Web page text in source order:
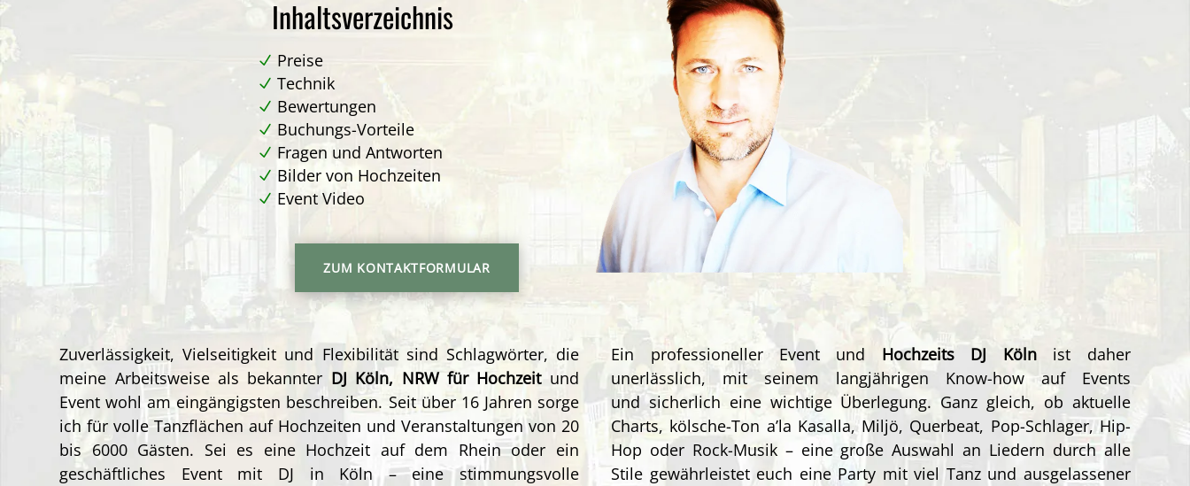
Inhaltsverzeichnis
Preise
Technik
Bewertungen
Buchungs-Vorteile
Fragen und Antworten
Bilder von Hochzeiten
Event Video
ZUM KONTAKTFORMULAR
Zuverlässigkeit, Vielseitigkeit und Flexibilität sind Schlagwörter, die
meine Arbeitsweise als bekannter DJ Köln, NRW für Hochzeit und
Event wohl am eingängigsten beschreiben. Seit über 16 Jahren sorge
ich für volle Tanzflächen auf Hochzeiten und Veranstaltungen von 20
bis 6000 Gästen. Sei es eine Hochzeit auf dem Rheinoder ein
geschäftliches Event mit DJ in Köln – eine stimmungsvolle
Ein professioneller Event und Hochzeits DJ Köln
ist daher
unerlässlich, mit seinem langjährigen Know-howauf Events
und sicherlich eine wichtige Überlegung. Ganz gleich, ob aktuelle
Charts, kölsche-Ton a’la Kasalla, Miljö, Querbeat, Pop-Schlager, Hip-
Hop oder Rock-Musik – eine große Auswahl an Liedern durch alle
Stile gewährleistet euch eine Party mit viel Tanz und ausgelassener